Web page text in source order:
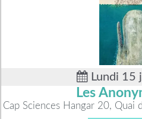
Lundi 15
Les
Cap Sciences Hangar 20, Quai